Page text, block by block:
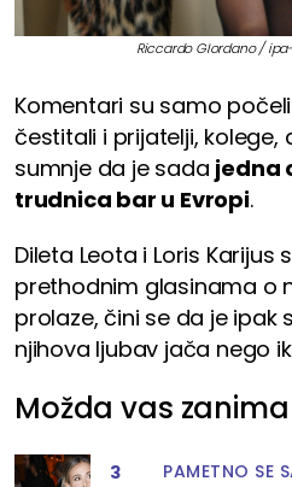
Riccardo GIordano /
Komentari su samo
čestitali i prijatelji, kolege,
sumnje da je sada jedna
trudnica bar u Evropi.
Dileta Leota i Loris
prethodnim glasinama o
prolaze, čini se da je ipak
njihova ljubav jača nego
Možda vas zanima
3 PAMETNO SE